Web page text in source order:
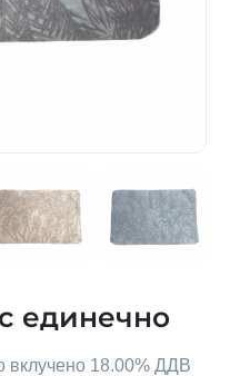
единечно
вклучено 18.00% ДДВ